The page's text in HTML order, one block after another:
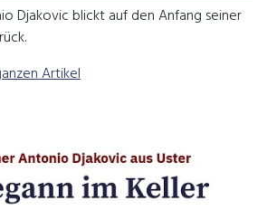
Djakovic blickt auf den Anfang seiner
Artikel